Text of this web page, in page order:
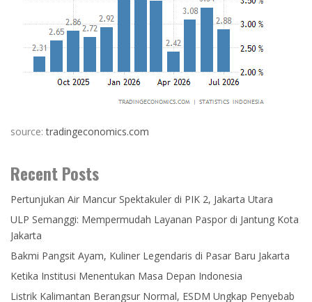
source:tradingeconomics.com
Recent Posts
Pertunjukan Air Mancur Spektakuler di PIK 2, Jakarta Utara
ULP Semanggi: Mempermudah Layanan Paspor di Jantung Kota
Jakarta
Bakmi Pangsit Ayam, Kuliner Legendaris di Pasar Baru Jakarta
Ketika Institusi Menentukan Masa Depan Indonesia
Listrik Kalimantan Berangsur Normal, ESDM Ungkap Penyebab